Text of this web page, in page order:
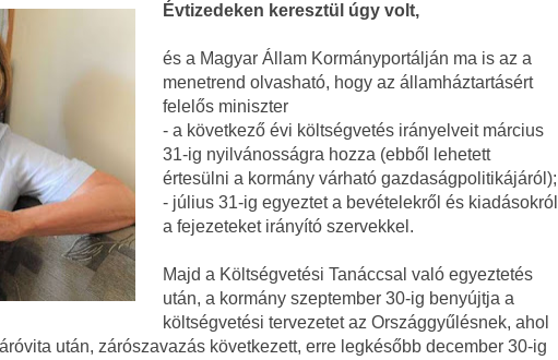
Évtizedeken keresztül úgy volt,
és a Magyar Állam Kormányportálján ma is az a
menetrend olvasható, hogy az államháztartásért
felelős miniszter
- a következő évi költségvetés irányelveit március
31-ig nyilvánosságra hozza (ebből lehetett
értesülni a kormány várható gazdaságpolitikájáról);
- július 31-ig egyeztet a bevételekről és kiadásokról
a fejezeteket irányító szervekkel.
Majd a Költségvetési Tanáccsal való egyeztetés
után, a kormány szeptember 30-ig benyújtja a
költségvetési tervezetet az Országgyűlésnek, ahol
után, zárószavazás következett, erre legkésőbb december 30-ig